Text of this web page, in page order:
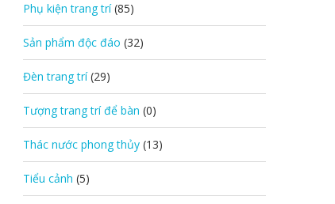
Phụ kiện trang trí (85)
Sản phẩm độc đáo (32)
Đèn trang trí (29)
Tượng trang trí để bàn (0)
Thác nước phong thủy (13)
Tiểu cảnh (5)